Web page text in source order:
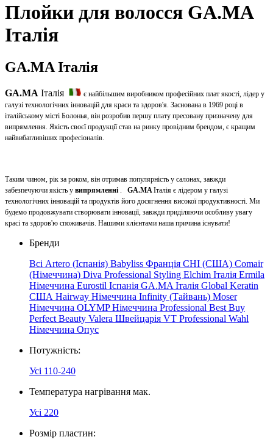
Плойки для волосся GA.MA
Італія
GA.MA Італія
GA.MA Італія
є найбільшим виробником професійних плат якості, лідер у
галузі технологічних інновацій для краси та здоров'я. Заснована в 1969 році в
італійському місті Болонья, він розробив першу плату пресовану призначену для
випрямлення. Якість своєї продукції став на ринку провідним брендом, є кращим
найвибагливіших професіоналів.
Таким чином, рік за роком, він отримав популярність у салонах, завжди
забезпечуючи якість у випрямленні . GA.MAІталія є лідером у галузі
технологічних інновацій та продуктів його досягнення високої продуктивності. Ми
будемо продовжувати створювати інновації, завжди приділяючи особливу увагу
красі та здоров'ю споживачів. Нашими клієнтами наша причина існувати!
Бренди
Всі Artero (Іспанія) Babyliss Франція CHI (США) Comair
(Німеччина) Diva Professional Styling Elchim Італія Ermila
Німеччина Eurostil Іспанія GA.MA Італія Global Keratin
США Hairway Німеччина Infinity (Тайвань) Moser
Німеччина OLYMPНімеччина Professional Best Buy
Perfect Beauty Valera Швейцарія VT Professional Wahl
Німеччина Опус
Потужність:
Усі 110-240
Температура нагрівання мак.
Усі 220
Розмір пластин: